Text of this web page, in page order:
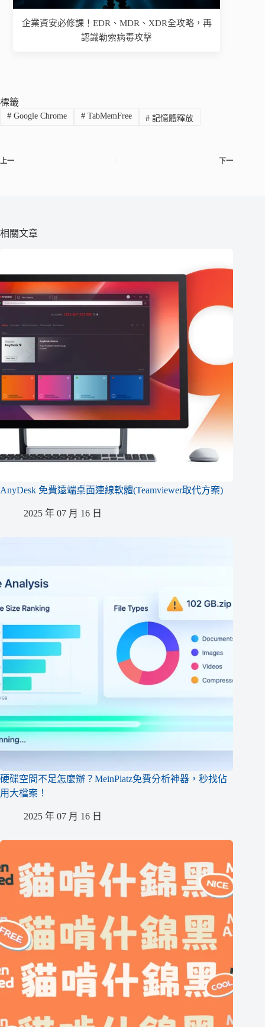
企業資安必修課！EDR、MDR、XDR全攻略，再
認識勒索病毒攻擊
標籤
#Google Chrome #TabMemFree # 記憶體釋放
上一 下一
相關文章
AnyDesk 免費遠端桌面連線軟體(Teamviewer取代方案)
2025 年 07 月 16 日
硬碟空間不足怎麼辦？MeinPlatz免費分析神器，秒找佔
用大檔案！
2025 年 07 月 16 日